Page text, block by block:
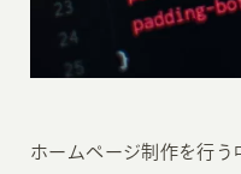
ホームページ制作を行う